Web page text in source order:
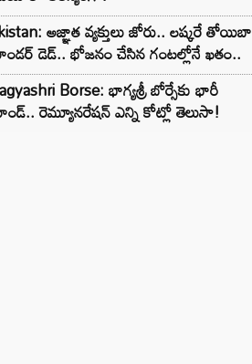
అజ్ఞాత వ్యక్తులు జోరు.. లష్కరే తోయిబా
డెడ్.. భోజనం చేసిన గంటల్లోనే ఖతం..
Borse: భాగ్యశ్రీ బోర్సేకు భారీ
రెమ్యూనరేషన్ ఎన్ని కోట్లో తెలుసా!